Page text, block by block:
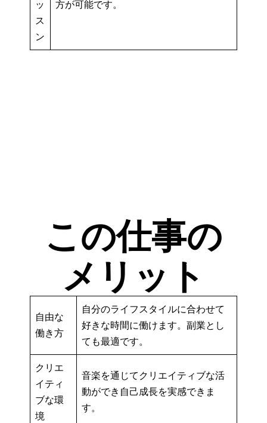
ッ
ス
ン
方が可能です。
この仕事の
メリット
自由な
働き方
自分のライフスタイルに合わせて
好きな時間に働けます。副業とし
ても最適です。
クリエ
イティ
ブな環
境
音楽を通じてクリエイティブな活
動ができ自己成長を実感できま
す。